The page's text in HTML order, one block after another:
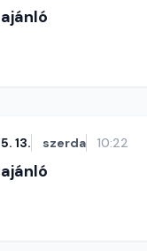
13. szerda 10:22